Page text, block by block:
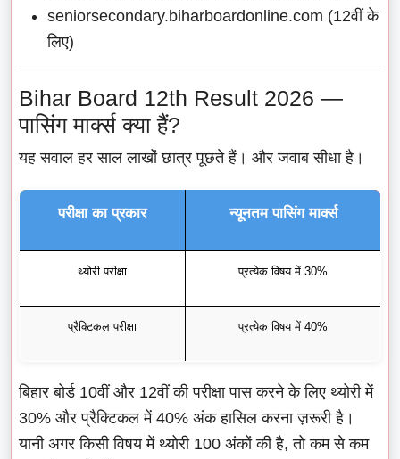
seniorsecondary.biharboardonline.com (12वीं के
लिए)
Bihar Board 12th Result 2026 —
पासिंग मार्क्स क्या हैं?
यह सवाल हर साल लाखों छात्र पूछते हैं। और जवाब सीधा है।
परीक्षा का प्रकार न्यूनतम पासिंग मार्क्स
थ्योरी परीक्षा प्रत्येक विषय में 30%
प्रैक्टिकल परीक्षा प्रत्येक विषय में 40%
बिहार बोर्ड 10वीं और 12वीं की परीक्षा पास करने के लिए थ्योरी में
30% और प्रैक्टिकल में 40% अंक हासिल करना ज़रूरी है।
यानी अगर किसी विषय में थ्योरी 100 अंकों की है, तो कम से कम